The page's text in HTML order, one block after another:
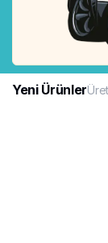
Yeni Ürünler